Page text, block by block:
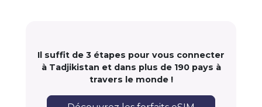
Il suffit de 3 étapes pour vous connecter
à Tadjikistan et dans plus de 190 pays à
travers le monde !